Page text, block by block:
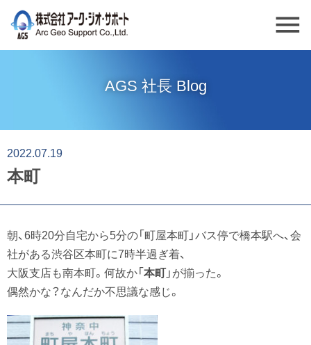
menu
AGS 社長 Blog
2022.07.19
本町
朝、6時20分自宅から5分の「町屋本町」バス停で橋本駅へ、会
社がある渋谷区本町に7時半過ぎ着、
大阪支店も南本町。何故か「 本町 」が揃った。
偶然かな？なんだか不思議な感じ。